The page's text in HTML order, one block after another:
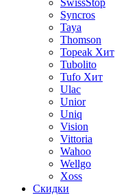
SwissStop
Syncros
Taya
Thomson
Topeak Хит
Tubolito
Tufo Хит
Ulac
Unior
Uniq
Vision
Vittoria
Wahoo
Wellgo
Xoss
Скидки